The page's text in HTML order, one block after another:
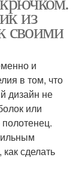
из
своими
и
в том, что
дизайн не
или
сделать